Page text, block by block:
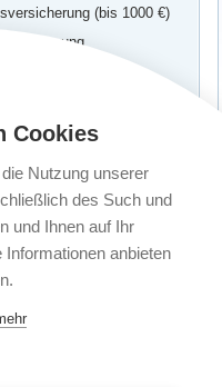
(bis 1000 €)
(unabhängig vom
Cookies
Nutzung unserer
des Such und
und Ihnen auf Ihr
anbieten